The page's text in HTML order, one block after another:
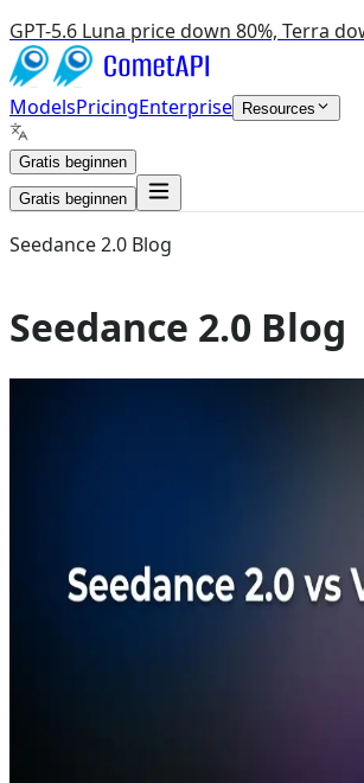
GPT-5.6 Luna price down 80%, Terra
ModelsPricingEnterprise Resources
Gratis beginnen
Gratis beginnen
Seedance 2.0 Blog
Seedance 2.0 Blog
ultieme AI-
van 2026